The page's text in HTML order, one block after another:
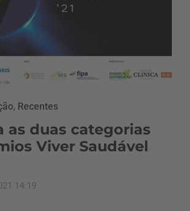
, Recentes
as duas categorias
Viver Saudável
14:19